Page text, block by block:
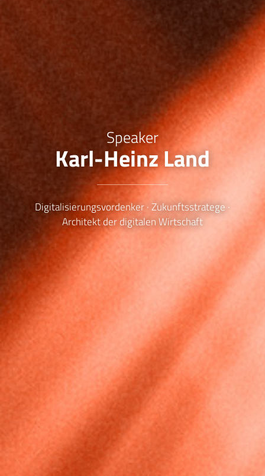
Speaker
Karl-Heinz Land
Digitalisierungsvordenker · Zukunftsstratege ·
Architekt der digitalen Wirtschaft